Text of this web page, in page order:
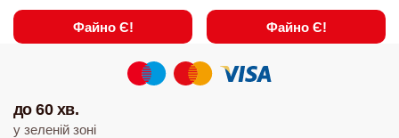
Файно Є! Файно Є!
до 60 хв.
у зеленій зоні